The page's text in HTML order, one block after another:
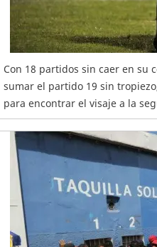
Con 18 partidos sin caer en su
sumar el partido 19 sin
para encontrar el visaje a la